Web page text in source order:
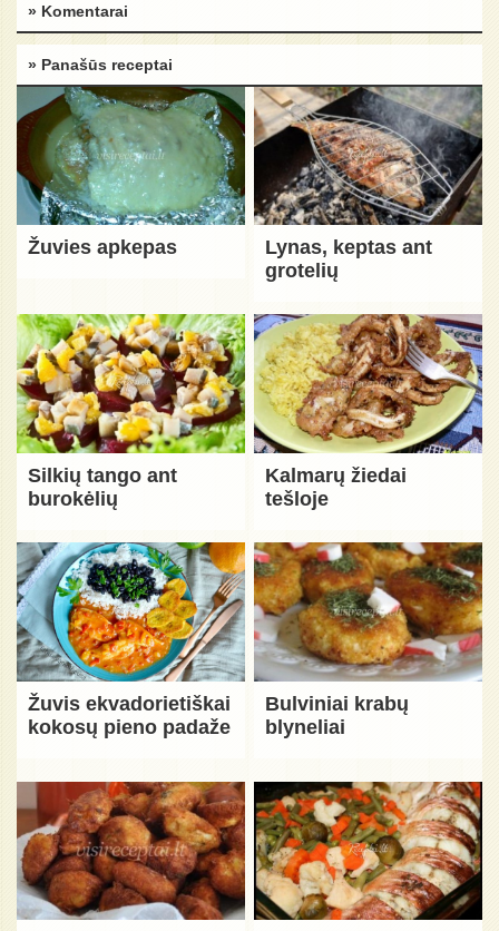
» Komentarai
» Panašūs receptai
Žuvies apkepas
Lynas, keptas ant
grotelių
Silkių tango ant
burokėlių
Kalmarų žiedai
tešloje
Žuvis ekvadorietiškai
kokosų pieno padaže
Bulviniai krabų
blyneliai